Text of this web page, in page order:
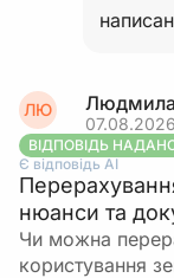
ЛЮ Людмила
ВІДПОВІДЬ
Є відповідь АІ
нюанси та
Чи можна
користування